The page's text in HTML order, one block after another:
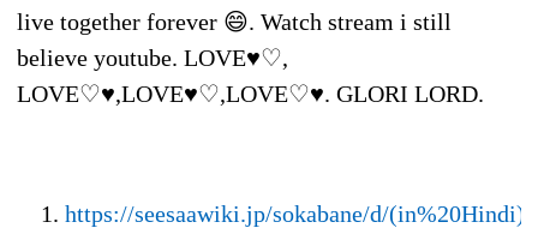
live together forever 😄. Watch stream i still
believe youtube. LOVE♥♡,
LOVE♡♥,LOVE♥♡,LOVE♡♥. GLORI LORD.
https://seesaawiki.jp/sokabane/d/